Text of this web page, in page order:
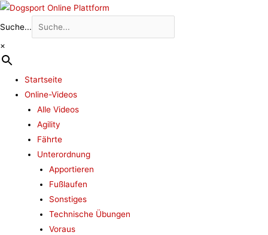
Zum
springen
Suche...
×
Startseite
Online-Videos
Alle Videos
Agility
Fährte
Unterordnung
Apportieren
Fußlaufen
Sonstiges
Technische Übungen
Voraus